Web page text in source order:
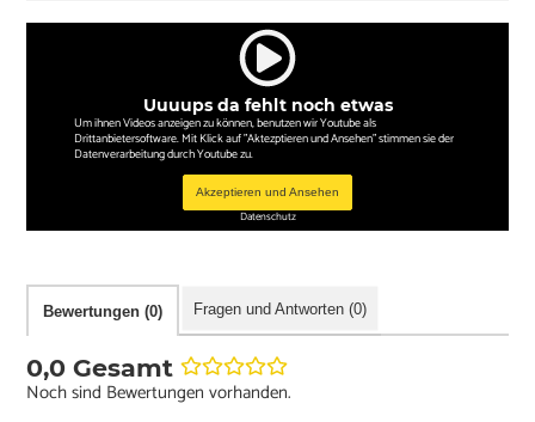
Uuuups da fehlt noch etwas
Um ihnen Videos anzeigen zu können, benutzen wir Youtube als
Drittanbietersoftware. Mit Klick auf "Aktezptieren und Ansehen" stimmen sie der
Datenverarbeitung durch Youtube zu.
Akzeptieren und Ansehen
Datenschutz
Bewertungen (0) Fragen und Antworten (0)
0,0 Gesamt
Noch sind Bewertungen vorhanden.